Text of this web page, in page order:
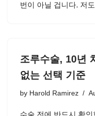
번이 아닐 겁니다. 저
조루수술, 10년
없는 선택 기준
by Harold Ramirez
수술 전에 반드시 확